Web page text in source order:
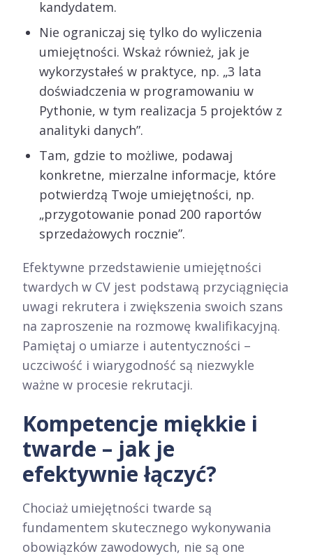
kandydatem.
Nie ograniczaj się tylko do wyliczenia
umiejętności. Wskaż również, jak je
wykorzystałeś w praktyce, np. „3 lata
doświadczenia w programowaniu w
Pythonie, w tym realizacja 5 projektów z
analityki danych”.
Tam, gdzie to możliwe, podawaj
konkretne, mierzalne informacje, które
potwierdzą Twoje umiejętności, np.
„przygotowanie ponad 200 raportów
sprzedażowych rocznie”.
Efektywne przedstawienie umiejętności
twardych w CV jest podstawą przyciągnięcia
uwagi rekrutera i zwiększenia swoich szans
na zaproszenie na rozmowę kwalifikacyjną.
Pamiętaj o umiarze i autentyczności –
uczciwość i wiarygodność są niezwykle
ważne w procesie rekrutacji.
Kompetencje miękkie i
twarde – jak je
efektywnie łączyć?
Chociaż umiejętności twarde są
fundamentem skutecznego wykonywania
obowiązków zawodowych, nie są one